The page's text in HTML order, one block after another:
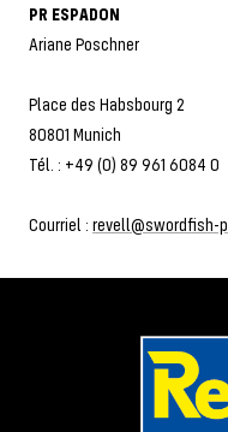
PR ESPADON
Ariane Poschner
Place des Habsbourg 2
80801 Munich
Tél. : +49 (0) 89 961 6084 0
Courriel : revell@swordfish-